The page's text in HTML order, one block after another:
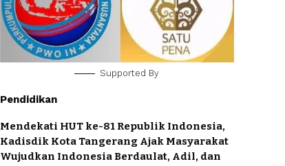
Supported By
Pendidikan
Mendekati HUT ke-81 Republik Indonesia,
Kadisdik Kota Tangerang Ajak Masyarakat
Wujudkan Indonesia Berdaulat, Adil, dan